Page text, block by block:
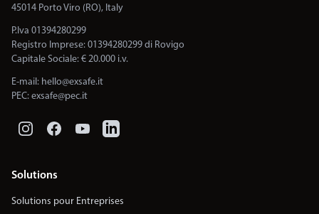
45014 Porto Viro (RO), Italy
P.Iva 01394280299
Registro Imprese: 01394280299 di Rovigo
Capitale Sociale: € 20.000 i.v.
E-mail: hello@exsafe.it
PEC:exsafe@pec.it
Solutions
Solutions pour Entreprises